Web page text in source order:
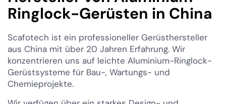
Ringlock-Gerüsten in China
Scafotech ist ein professioneller Gerüsthersteller
aus China mit über 20 Jahren Erfahrung. Wir
konzentrieren uns auf leichte Aluminium-Ringlock-
Gerüstsysteme für Bau-, Wartungs- und
Chemieprojekte.